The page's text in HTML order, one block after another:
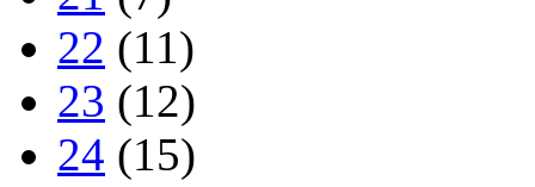
22 (11)
23 (12)
24 (15)